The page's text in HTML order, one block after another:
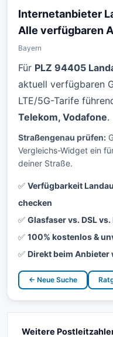
Internetanbieter
Alle verfügbaren
Bayern
Für PLZ 94405
aktuell verfügbaren
LTE/5G-Tarife
Telekom, Vodafone.
Straßengenau prüfen:
Vergleichs-Widget ein
deiner Straße.
✅ Verfügbarkeit
checken
✅ Glasfaser vs. DSL
✅ 100% kostenlos &
✅ Direkt beim Anbieter
← Neue Suche
Weitere